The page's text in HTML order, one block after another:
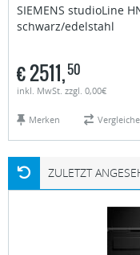
SIEMENS studioLine
schwarz/edelstahl
€2511,50
inkl. MwSt. zzgl. 0,00€
Merken
ZULETZT